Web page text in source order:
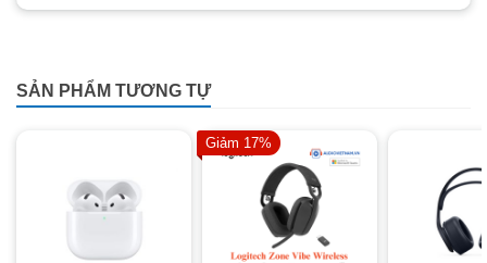
SẢN PHẨM TƯƠNG TỰ
Giảm 17%